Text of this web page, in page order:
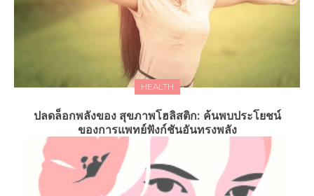
HEALTH
ปลดล็อกพลังของ สุขภาพโฮลิสติก: ค้นพบประโยชน์
ของการแพทย์ฟังก์ชันอันทรงพลัง